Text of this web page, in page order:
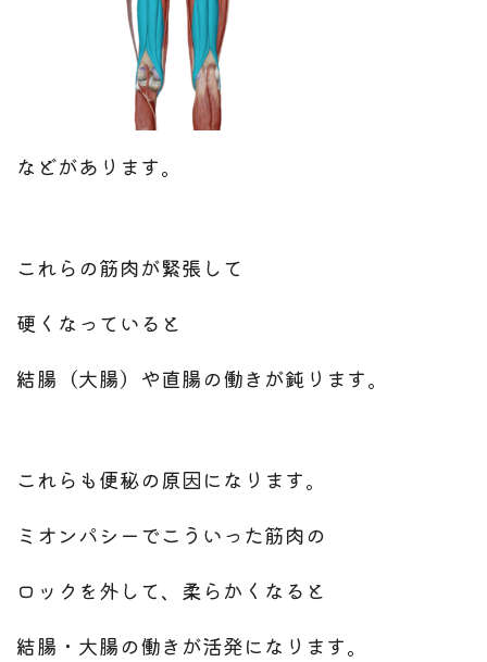
などがあります。
これらの筋肉が緊張して
硬くなっていると
結腸（大腸）や直腸の働きが鈍ります。
これらも便秘の原因になります。
ミオンパシーでこういった筋肉の
ロックを外して、柔らかくなると
結腸・大腸の働きが活発になります。